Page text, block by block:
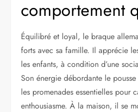
comportement
Équilibré et loyal, le braque
forts avec sa famille. Il apprécie
les enfants, à condition d’une
Son énergie débordante le
les promenades essentielles pour
enthousiasme. À la maison, il se